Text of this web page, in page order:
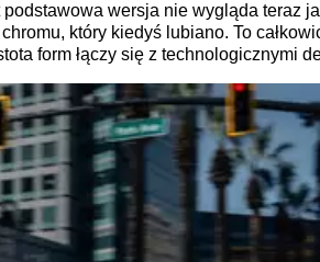
podstawowa wersja nie wygląda teraz
który kiedyś lubiano. To
form łączy się z technologicznymi